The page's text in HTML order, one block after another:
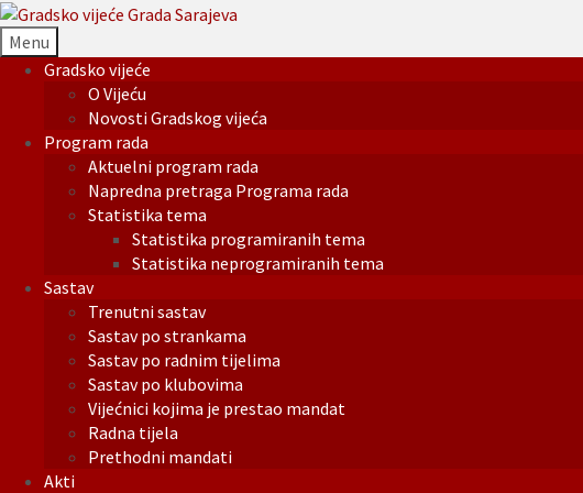
Menu
Gradsko vijeće
O Vijeću
Novosti Gradskog vijeća
Program rada
Aktuelni program rada
Napredna pretraga Programa rada
Statistika tema
Statistika programiranih tema
Statistika neprogramiranih tema
Sastav
Trenutni sastav
Sastav po strankama
Sastav po radnim tijelima
Sastav po klubovima
Vijećnici kojima je prestao mandat
Radna tijela
Prethodni mandati
Akti